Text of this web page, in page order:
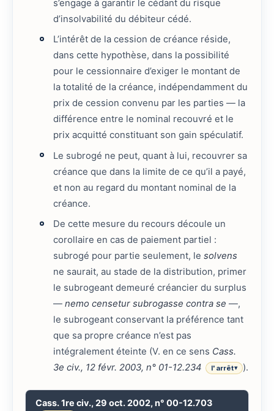
s’engage à garantir le cédant du risque
d’insolvabilité du débiteur cédé.
L’intérêt de la cession de créance réside,
dans cette hypothèse, dans la possibilité
pour le cessionnaire d’exiger le montant de
la totalité de la créance, indépendamment du
prix de cession convenu par les parties — la
différence entre le nominal recouvré et le
prix acquitté constituant son gain spéculatif.
Le subrogé ne peut, quant à lui, recouvrer sa
créance que dans la limite de ce qu’il a payé,
et non au regard du montant nominal de la
créance.
De cette mesure du recours découle un
corollaire en cas de paiement partiel :
subrogé pour partie seulement, lesolvens
ne saurait, au stade de la distribution, primer
le subrogeant demeuré créancier du surplus
—nemo censetur subrogasse contra se —,
le subrogeant conservant la préférence tant
que sa propre créance n’est pas
intégralement éteinte (V. en ce sens Cass.
3e civ., 12 févr. 2003, n° 01-12.234
l'arrêt▾ ).
Cass. 1re civ., 29 oct. 2002, n° 00-12.703